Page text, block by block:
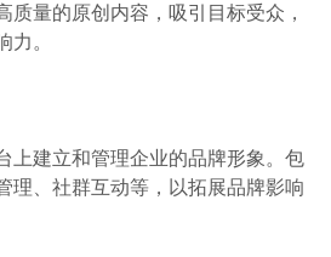
质量的原创内容，吸引目标受众，
力。
建立和管理企业的品牌形象。包
理、社群互动等，以拓展品牌影响